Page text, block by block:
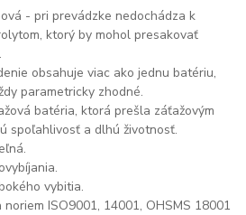
- pri prevádzke nedochádza k
ktorý by mohol presakovať
obsahuje viac ako jednu batériu,
parametricky zhodné.
batéria, ktorá prešla záťažovým
spoľahlivosť a dlhú životnosť.
vybitia.
ISO9001, 14001, OHSMS 18001